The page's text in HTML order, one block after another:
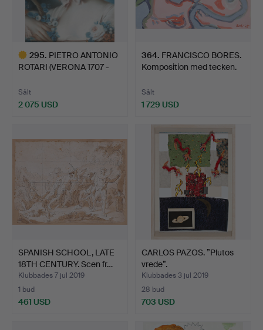
295. PIETRO ANTONIO
ROTARI (VERONA 1707 -
Sålt
2 075 USD
364. FRANCISCO BORES.
Komposition med tecken.
Sålt
1 729 USD
SPANISH SCHOOL, LATE
18TH CENTURY. Scen fr…
Klubbades 7 jul 2019
1 bud
461 USD
CARLOS PAZOS. ”Plutos
vrede”.
Klubbades 3 jul 2019
28 bud
703 USD